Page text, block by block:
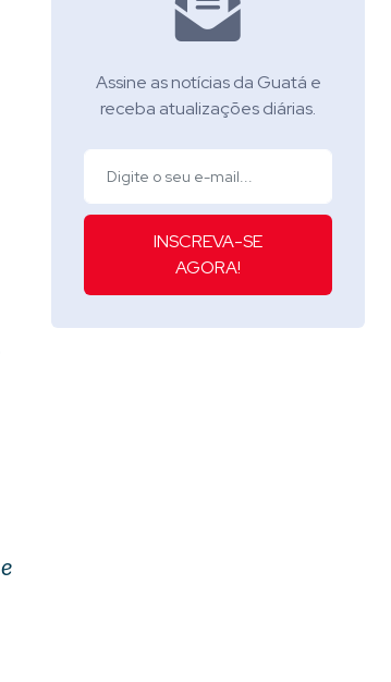
Assine as notícias da Guatá e
receba atualizações diárias.
INSCREVA-SE
AGORA!